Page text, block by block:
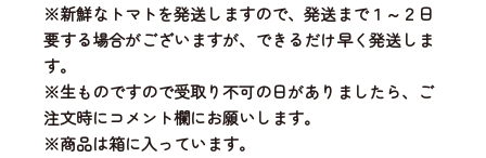
※新鮮なトマトを発送しますので、発送まで１～２日
要する場合がございますが、できるだけ早く発送しま
す。
※生ものですので受取り不可の日がありましたら、ご
注文時にコメント欄にお願いします。
※商品は箱に入っています。